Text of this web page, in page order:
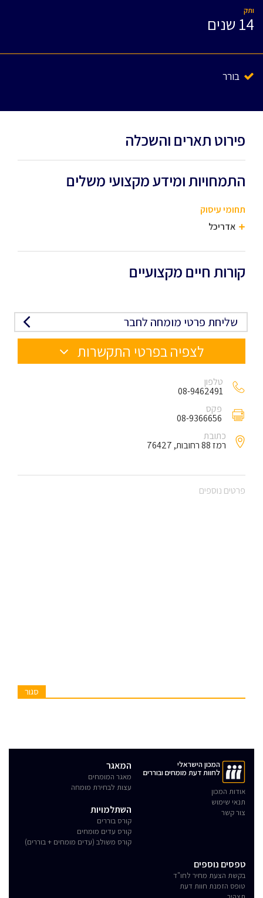
ותק
14 שנים
בורר
פירוט תארים והשכלה
התמחויות ומידע מקצועי משלים
תחומי עיסוק
אדריכל
קורות חיים מקצועיים
שליחת פרטי מומחה לחבר
לצפיה בפרטי התקשרות
טלפון
08-9462491
פקס
08-9366656
כתובת
רמז 88 רחובות, 76427
פרטים נוספים
סגור
המכון הישראלי
לחוות דעת מומחים ובוררים
אודות המכון
תנאי שימוש
צור קשר
המאגר
מאגר המומחים
עצות לבחירת מומחה
השתלמויות
קורס בוררים
קורס עדים מומחים
קורס משולב (עדים מומחים + בוררים)
טפסים נוספים
בקשת הצעת מחיר לחו"ד
טופס הזמנת חוות דעת